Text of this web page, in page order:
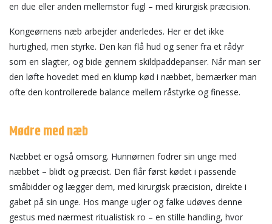
en due eller anden mellemstor fugl – med kirurgisk præcision.
Kongeørnens næb arbejder anderledes. Her er det ikke
hurtighed, men styrke. Den kan flå hud og sener fra et rådyr
som en slagter, og bide gennem skildpaddepanser. Når man ser
den løfte hovedet med en klump kød i næbbet, bemærker man
ofte den kontrollerede balance mellem råstyrke og finesse.
Mødre med næb
Næbbet er også omsorg. Hunnørnen fodrer sin unge med
næbbet – blidt og præcist. Den flår først kødet i passende
småbidder og lægger dem, med kirurgisk præcision, direkte i
gabet på sin unge. Hos mange ugler og falke udøves denne
gestus med nærmest ritualistisk ro – en stille handling, hvor